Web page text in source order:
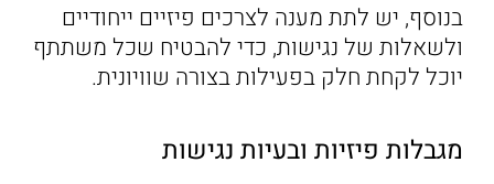
בנוסף, יש לתת מענה לצרכים פיזיים ייחודיים
ולשאלות של נגישות, כדי להבטיח שכל משתתף
יוכל לקחת חלק בפעילות בצורה שוויונית.
מגבלות פיזיות ובעיות נגישות